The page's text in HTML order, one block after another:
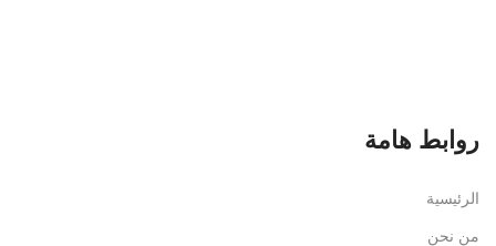
روابط هامة
الرئيسية
من نحن